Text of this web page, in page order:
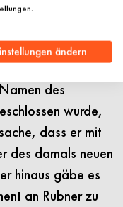
für Herz-
Sinn.
des
wurde,
dass er mit
des damals neuen
hinaus gäbe es
an Rubner zu
ändern